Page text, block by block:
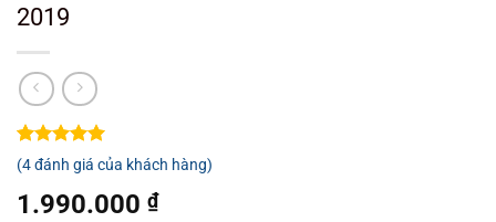
2019
5trên 5
dựa trên
4
đánh giá
(4đánh giá của khách hàng)
1.990.000 ₫